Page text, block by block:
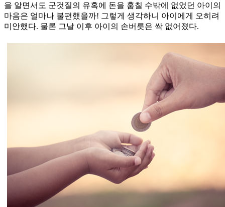
을 알면서도 군것질의 유혹에 돈을 훔칠 수밖에 없었던 아이의
마음은 얼마나 불편했을까! 그렇게 생각하니 아이에게 오히려
미안했다. 물론 그날 이후 아이의 손버릇은 싹 없어졌다.